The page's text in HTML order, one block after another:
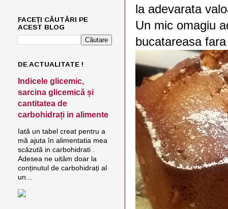
la adevarata
Un mic omagiu
bucatareasa
FACEȚI CĂUTĂRI PE
ACEST BLOG
DE ACTUALITATE !
Indicele glicemic,
sarcina glicemică și
cantitatea de
carbohidrați in alimente
Iată un tabel creat pentru a
mă ajuta în alimentatia mea
scăzută in carbohidrati .
Adesea ne uităm doar la
conținutul de carbohidrați al
un...